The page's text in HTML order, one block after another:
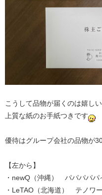
こうして品物が届くのは嬉し
上質な紙のお手紙つきです
優待はグループ会社の品物が
【左から】
・newQ（沖縄） パパパパパ
・LeTAO（北海道） テノワ